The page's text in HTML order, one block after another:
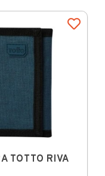
TOTTO RIVA